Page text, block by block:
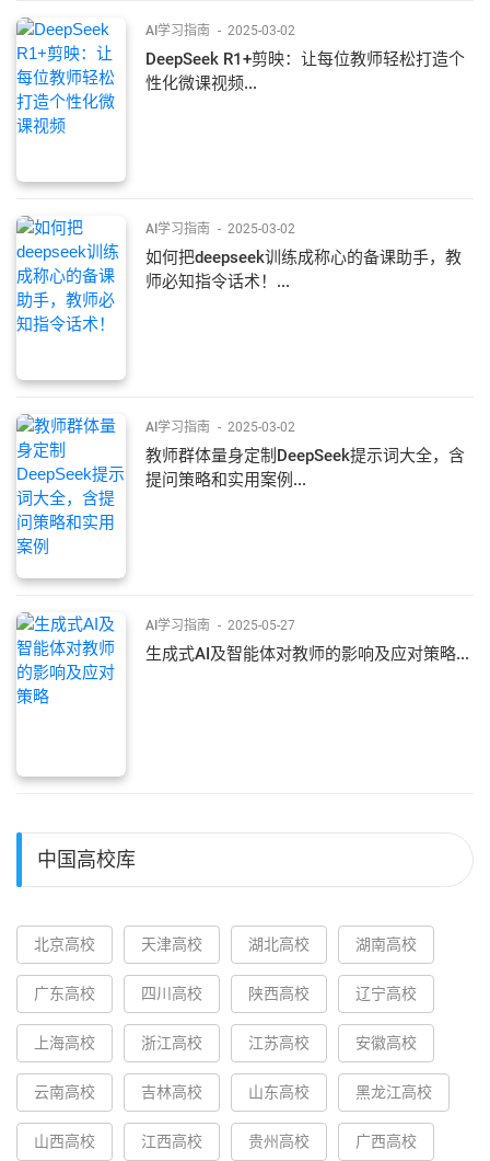
AI学习指南 - 2025-03-02
DeepSeek R1+剪映：让每位教师轻松打造个
性化微课视频...
AI学习指南 - 2025-03-02
如何把deepseek训练成称心的备课助手，教
师必知指令话术！...
AI学习指南 - 2025-03-02
教师群体量身定制DeepSeek提示词大全，含
提问策略和实用案例...
AI学习指南 - 2025-05-27
生成式AI及智能体对教师的影响及应对策略...
中国高校库
北京高校 天津高校 湖北高校 湖南高校
广东高校 四川高校 陕西高校 辽宁高校
上海高校 浙江高校 江苏高校 安徽高校
云南高校 吉林高校 山东高校 黑龙江高校
山西高校 江西高校 贵州高校 广西高校